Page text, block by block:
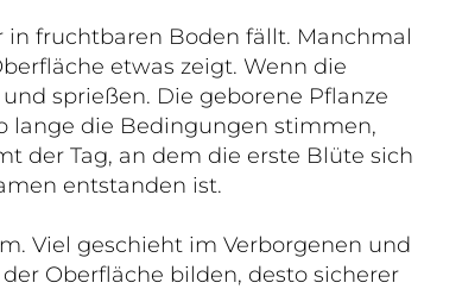
fruchtbaren Boden fällt. Manchmal
etwas zeigt. Wenn die
sprießen. Die geborene Pflanze
lange die Bedingungen stimmen,
der Tag, an dem die erste Blüte sich
entstanden ist.
Viel geschieht im Verborgenen und
Oberfläche bilden, desto sicherer